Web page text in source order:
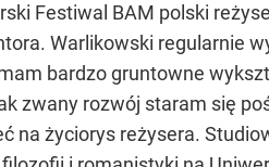
Festiwal BAM polski
Warlikowski regularnie
bardzo gruntowne
zwany rozwój staram się
na życiorys reżysera.